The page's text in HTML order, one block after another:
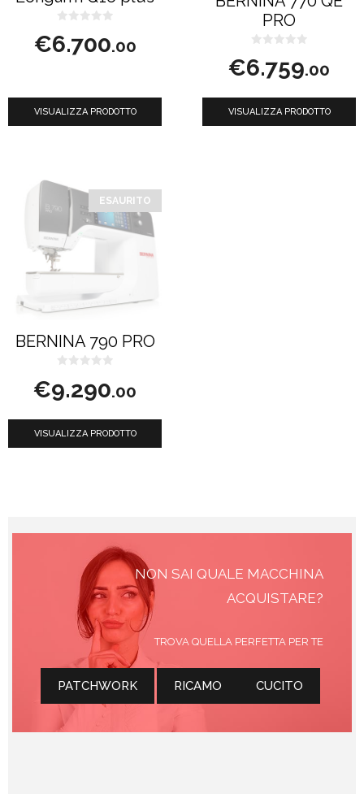
s
u
€6.700.00
VISUALIZZA PRODOTTO
PRO
s
u
€6.759.00
VISUALIZZA PRODOTTO
ESAURITO
BERNINA 790 PRO
s
u
€9.290.00
VISUALIZZA PRODOTTO
NON SAI QUALE MACCHINA
ACQUISTARE?
TROVA QUELLA PERFETTA PER TE
PATCHWORK RICAMO CUCITO